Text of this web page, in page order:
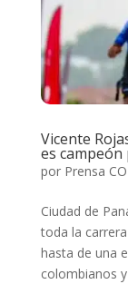
Vicente
es
por Prensa
Ciudad de
toda la
hasta de una
colombianos